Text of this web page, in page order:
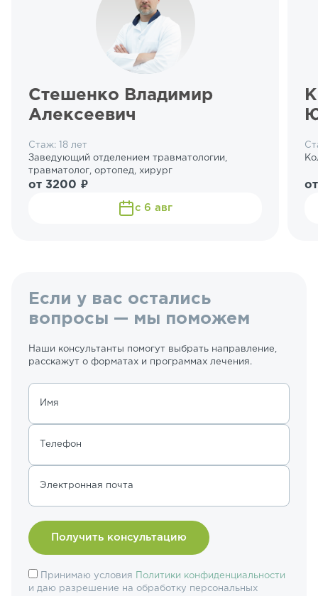
Стешенко Владимир
Алексеевич
Стаж: 18 лет
Заведующий отделением травматологии,
травматолог, ортопед, хирург
от 3200 ₽
с 6 авг
Если у вас остались
вопросы — мы поможем
Наши консультанты помогут выбрать направление,
расскажут о форматах и программах лечения.
Имя
Телефон
Электронная почта
Принимаю условия
Политики конфиденциальности
и даю разрешение на обработку персональных